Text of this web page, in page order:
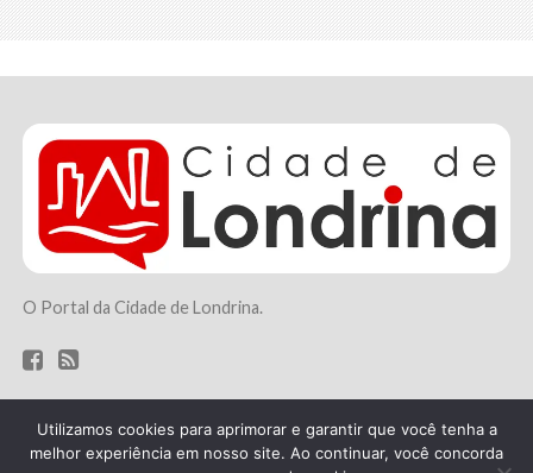
O Portal da Cidade de Londrina.
HOME FALE CONOSCO QUEM SOMOS TERMOS DE USO
Utilizamos cookies para aprimorar e garantir que você tenha a
melhor experiência em nosso site. Ao continuar, você concorda